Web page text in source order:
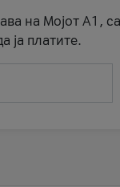
на Мојот А1,
ја платите.